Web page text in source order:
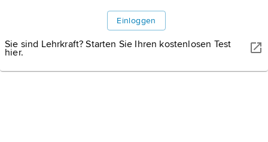
Einloggen
Sie sind Lehrkraft? Starten Sie Ihren kostenlosen Test
hier.